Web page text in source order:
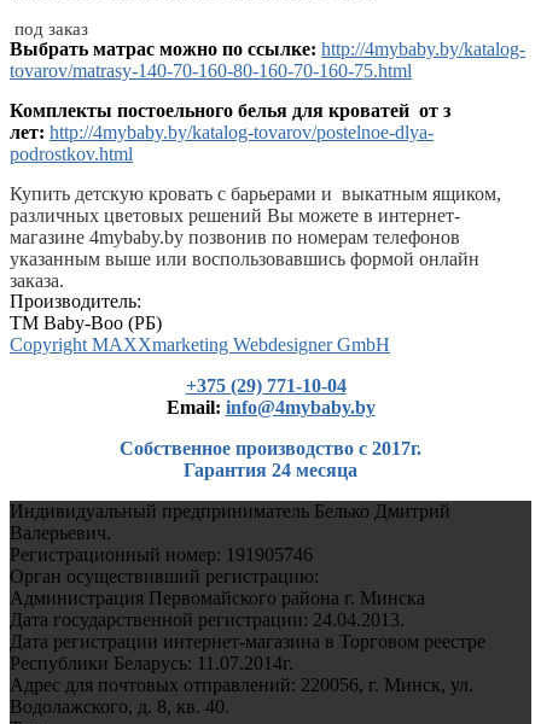
под заказ
Выбрать матрас можно по ссылке: http://4mybaby.by/katalog-
tovarov/matrasy-140-70-160-80-160-70-160-75.html
Комплекты постоельного белья для кроватей от з
лет: http://4mybaby.by/katalog-tovarov/postelnoe-dlya-
podrostkov.html
Купить детскую кровать с барьерами и выкатным ящиком,
различных цветовых решений Вы можете в интернет-
магазине 4mybaby.by позвонив по номерам телефонов
указанным выше или воспользовавшись формой онлайн
заказа.
Производитель:
TM Baby-Boo (РБ)
Copyright MAXXmarketing Webdesigner GmbH
+375 (29) 771-10-04
Еmail: info@4mybaby.by
Собственное производство с 2017г.
Гарантия 24 месяца
Индивидуальный предприниматель Белько Дмитрий
Валерьевич.
Регистрационный номер: 191905746
Орган осуществивший регистрацию:
Администрация Первомайского района г. Минска
Дата государственной регистрации: 24.04.2013.
Дата регистрации интернет-магазина в Торговом реестре
Республики Беларусь: 11.07.2014г.
Адрес для почтовых отправлений: 220056, г. Минск, ул.
Водолажского, д. 8, кв. 40.